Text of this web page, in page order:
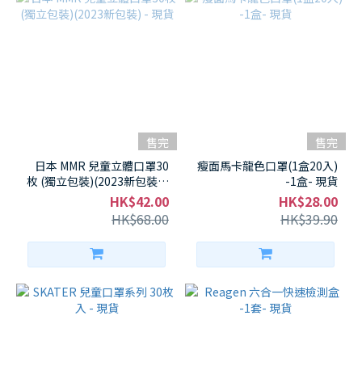
售完
日本 MMR 兒童立體口罩30
枚 (獨立包裝)(2023新包裝) -
現貨
HK$42.00
HK$68.00
售完
瘦面馬卡龍色口罩(1盒20入)
-1盒- 現貨
HK$28.00
HK$39.90